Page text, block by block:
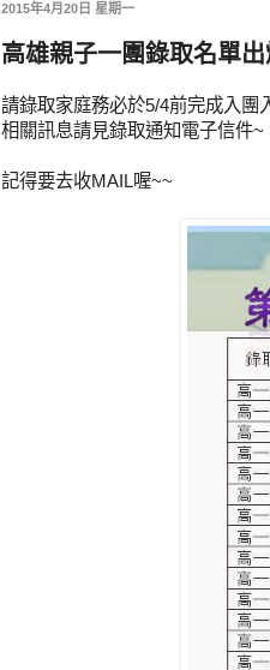
2015年4月20日 星期一
高雄親子一團錄取名單
請錄取家庭務必於5/4前完成入團
相關訊息請見錄取通知電子信件~
記得要去收MAIL喔~~